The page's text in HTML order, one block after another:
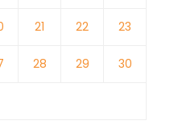
21 22 23
28 29 30